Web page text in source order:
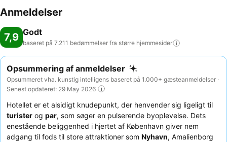
Anmeldelser
7,9 Godt
baseret på 7.211 bedømmelser fra større hjemmesider
Opsummering af anmeldelser
Opsummeret vha. kunstig intelligens baseret på 1.000+ gæsteanmeldelser ·
Senest opdateret: 29 May 2026
Hotellet er et alsidigt knudepunkt, der henvender sig ligeligt til
turister og par, som søger en pulserende byoplevelse. Dets
enestående beliggenhed i hjertet af København giver nem
adgang til fods til store attraktioner som Nyhavn, Amalienborg